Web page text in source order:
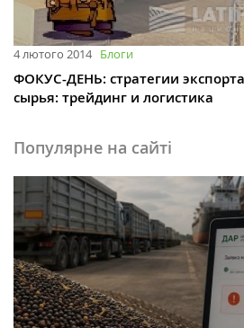
4 лютого 2014 Блоги
ФОКУС-ДЕНЬ: стратегии
сырья: трейдинг и логистика
Популярне на сайті